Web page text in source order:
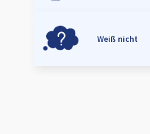
Weiß nicht